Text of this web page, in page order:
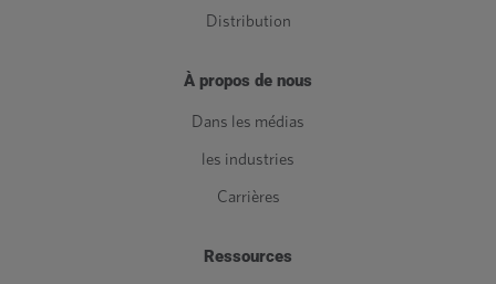
Distribution
À propos de nous
Dans les médias
les industries
Carrières
Ressources